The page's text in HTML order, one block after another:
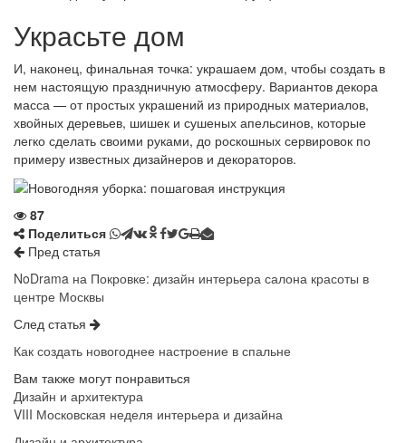
Украсьте дом
И, наконец, финальная точка: украшаем дом, чтобы создать в
нем настоящую праздничную атмосферу. Вариантов декора
масса — от простых украшений из природных материалов,
хвойных деревьев, шишек и сушеных апельсинов, которые
легко сделать своими руками, до роскошных сервировок по
примеру известных дизайнеров и декораторов.
87
Поделиться
Пред статья
NoDrama на Покровке: дизайн интерьера салона красоты в
центре Москвы
След статья
Как создать новогоднее настроение в спальне
Вам также могут понравиться
Дизайн и архитектура
VIII Московская неделя интерьера и дизайна